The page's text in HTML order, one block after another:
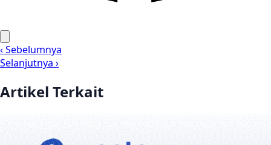
‹ Sebelumnya
Selanjutnya ›
Artikel Terkait